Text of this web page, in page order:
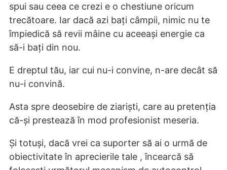
spui sau ceea ce crezi e o chestiune oricum
trecătoare. Iar dacă azi bați câmpii, nimic nu te
împiedică să revii mâine cu aceeași energie ca
să-i bați din nou.
E dreptul tău, iar cui nu-i convine, n-are decât să
nu-i convină.
Asta spre deosebire de ziariști, care au pretenția
că-și prestează în mod profesionist meseria.
Și totuși, dacă vrei ca suporter să ai o urmă de
obiectivitate în aprecierile tale , încearcă să